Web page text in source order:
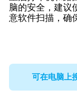
脑的安全，建议
意软件扫描，确
可在电脑上